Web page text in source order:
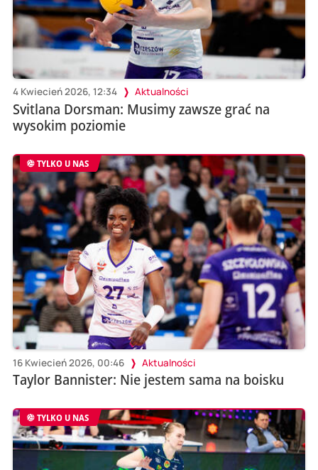
4 Kwiecień 2026, 12:34 Aktualności
Svitlana Dorsman: Musimy zawsze grać na
wysokim poziomie
TYLKO U NAS
16 Kwiecień 2026, 00:46 Aktualności
Taylor Bannister: Nie jestem sama na boisku
TYLKO U NAS